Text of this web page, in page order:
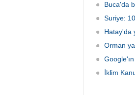
Buca'da
Suriye:
Hatay'da
Orman
İklim